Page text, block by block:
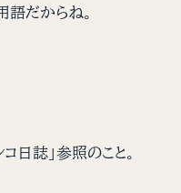
だからね。
日誌」参照のこと。